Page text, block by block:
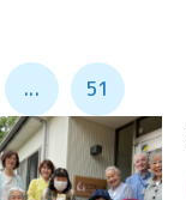
...
51